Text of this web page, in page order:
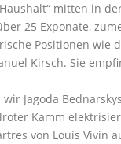
mitten in
25 Exponate,
Positionen wie
Kirsch. Sie
Jagoda
Kamm
von Louis Vivin